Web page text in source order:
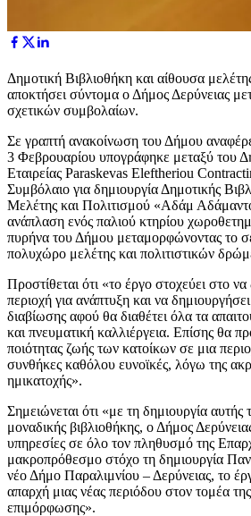
Δημοτική Βιβλιοθήκη και αίθουσα
αποκτήσει σύντομα ο Δήμος Δερύνειας
σχετικών συμβολαίων.
Σε γραπτή ανακοίνωση του Δήμου
3 Φεβρουαρίου υπογράφηκε μεταξύ του
Εταιρείας Paraskevas Eleftheriou
Συμβόλαιο για δημιουργία Δημοτικής
Μελέτης και Πολιτισμού «Αδάμ
ανάπλαση ενός παλιού κτηρίου
πυρήνα του Δήμου μεταμορφώνοντας το
πολυχώρο μελέτης και πολιτιστικών
Προστίθεται ότι «το έργο στοχεύει στο
περιοχή για ανάπτυξη και να
διαβίωσης αφού θα διαθέτει όλα τα
και πνευματική καλλιέργεια. Επίσης θα
ποιότητας ζωής των κατοίκων σε μια
συνθήκες καθόλου ευνοϊκές, λόγω της
ημικατοχής».
Σημειώνεται ότι «με τη δημιουργία αυτής
μοναδικής βιβλιοθήκης, ο Δήμος
υπηρεσίες σε όλο τον πληθυσμό της
μακροπρόθεσμο στόχο τη δημιουργία
νέο Δήμο Παραλιμνίου – Δερύνειας, το
απαρχή μιας νέας περιόδου στον τομέα
επιμόρφωσης».